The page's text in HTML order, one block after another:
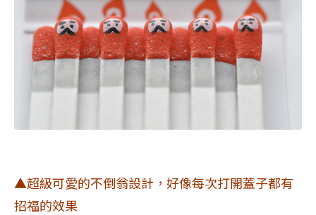
▲超級可愛的不倒翁設計，好像每次打開蓋子都有
招福的效果